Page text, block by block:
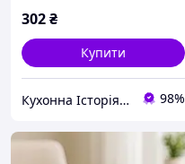
302₴
Купити
Кухонна Історія - товари для кухні та дому 98%